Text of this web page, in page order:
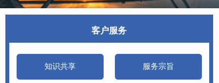
心
体
闻
客
客户服务
知识共享 服务宗旨